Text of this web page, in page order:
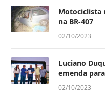
Motociclista
na BR-407
02/10/2023
Luciano
emenda para
02/10/2023